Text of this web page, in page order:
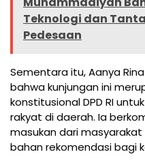
Teknologi dan
Pedesaan
Sementara itu, Aanya
bahwa kunjungan ini
konstitusional DPD RI
rakyat di daerah. Ia
masukan dari
bahan rekomendasi bagi